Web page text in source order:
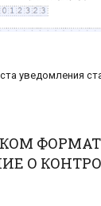
уведомления
О